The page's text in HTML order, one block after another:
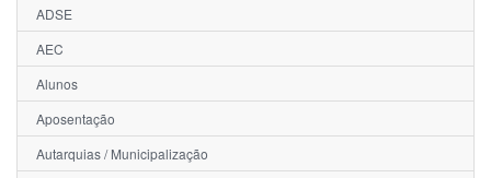
ADSE
AEC
Alunos
Aposentação
Autarquias / Municipalização